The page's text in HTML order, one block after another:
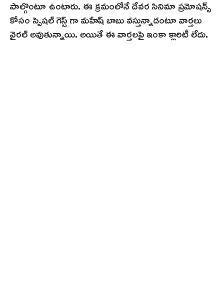
పాల్గొంటూ ఉంటారు. ఈ క్రమంలోనే దేవర సినిమా ప్రమోషన్స్
కోసం స్పెషల్ గెస్ట్ గా మహేష్ బాబు వస్తున్నాడంటూ వార్తలు
వైరల్ అవుతున్నాయి. అయితే ఈ వార్తలపై ఇంకా క్లారిటీ లేదు.